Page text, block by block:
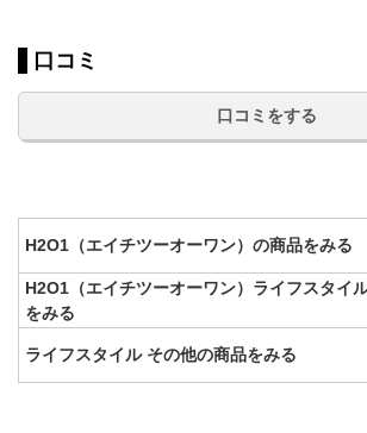
口コミ
口コミをする
H2O1（エイチツーオーワン）の商品をみる
H2O1（エイチツーオーワン）ライフスタイ
をみる
ライフスタイル その他の商品をみる